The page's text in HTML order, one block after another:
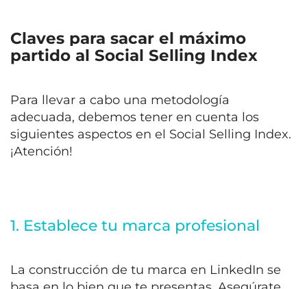
Claves para sacar el máximo
partido al Social Selling Index
Para llevar a cabo una metodología
adecuada, debemos tener en cuenta los
siguientes aspectos en el Social Selling Index.
¡Atención!
1. Establece tu marca profesional
La construcción de tu marca en LinkedIn se